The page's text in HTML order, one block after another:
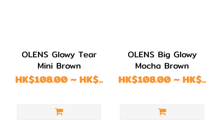
OLENS Glowy Tear
Mini Brown
HK$108.00 ~ HK$...
OLENS Big Glowy
Mocha Brown
HK$108.00 ~ HK$...